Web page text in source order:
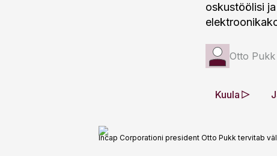
oskustöölisi
Otto Pukk
Kuula
Incap Corporationi president Otto Pukk tervitab